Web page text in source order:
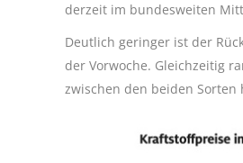
derzeit im bundesweiten
Deutlich geringer ist der
der Vorwoche. Gleichzeitig
zwischen den beiden